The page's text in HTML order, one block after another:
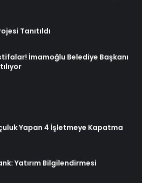
Tanıtıldı
İmamoğlu Belediye Başkanı
Yapan 4 İşletmeye Kapatma
Yatırım Bilgilendirmesi